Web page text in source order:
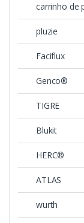
carrinho de
pluzie
Faciflux
Genco®
TIGRE
Blukit
HERC®
ATLAS
wurth